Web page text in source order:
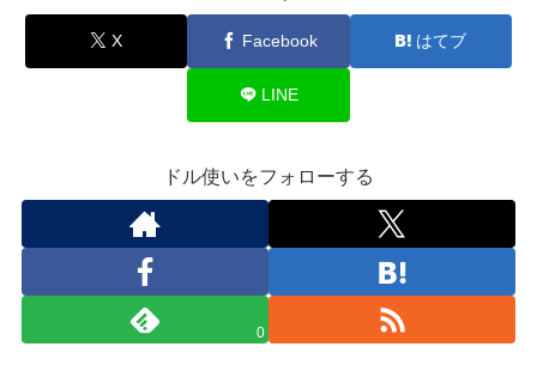
X Facebook はてブ
LINE
ドル使いをフォローする
0